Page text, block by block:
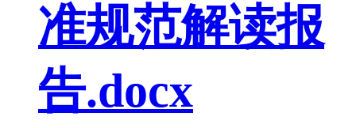
准规范解读报
告.docx